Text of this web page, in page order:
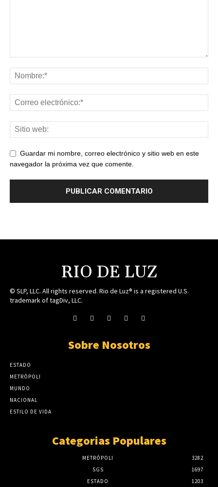
Guardar mi nombre, correo electrónico y sitio web en este
navegador la próxima vez que comente.
RIO DE LUZ
© SLP, LLC. All rights reserved. Rio de Luz® is a registered U.S.
trademark of tagDiv, LLC.
Sobre Nosotros
ESTADO
METRÓPOLI
MUNDO
NACIONAL
ESTILO DE VIDA
Categorias Populares
METRÓPOLI
3282
SGS
1697
ESTADO
1203